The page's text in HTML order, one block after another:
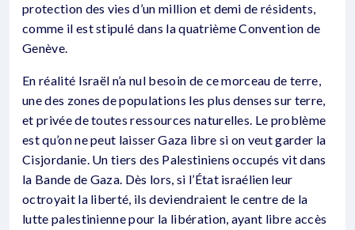
protection des vies d’un million et demi de résidents,
comme il est stipulé dans la quatrième Convention de
Genève.
En réalité Israël n’a nul besoin de ce morceau de terre,
une des zones de populations les plus denses sur terre,
et privée de toutes ressources naturelles. Le problème
est qu’on ne peut laisser Gaza libre si on veut garder la
Cisjordanie. Un tiers des Palestiniens occupés vit dans
la Bande de Gaza. Dès lors, si l’État israélien leur
octroyait la liberté, ils deviendraient le centre de la
lutte palestinienne pour la libération, ayant libre accès